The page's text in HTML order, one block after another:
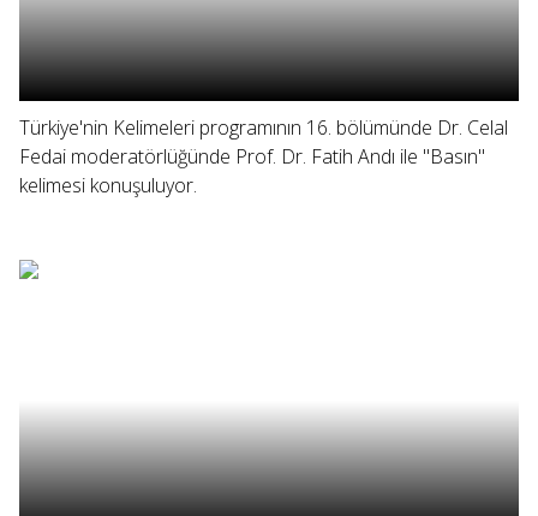
Türkiye'nin Kelimeleri programının 16. bölümünde Dr. Celal
Fedai moderatörlüğünde Prof. Dr. Fatih Andı ile "Basın"
kelimesi konuşuluyor.